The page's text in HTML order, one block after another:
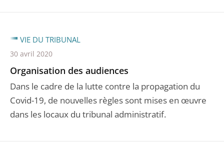
Organisation des audiences
Dans le cadre de la lutte contre la propagation du
Covid-19, de nouvelles règles sont mises en œuvre
dans les locaux du tribunal administratif.
VIE DU TRIBUNAL
30 avril 2020